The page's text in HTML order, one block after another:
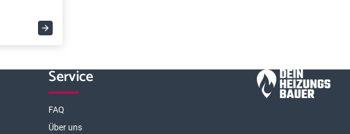
Service
FAQ
Über uns